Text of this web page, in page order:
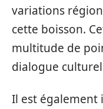
variations
cette boisson.
multitude de
dialogue
Il est